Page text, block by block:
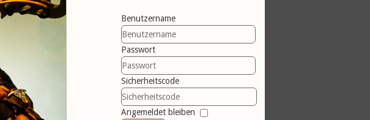
Benutzername
Passwort
Sicherheitscode
Angemeldet bleiben